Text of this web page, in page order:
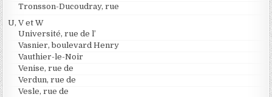
Tronsson-Ducoudray, rue
U, V et W
Université, rue de l’
Vasnier, boulevard Henry
Vauthier-le-Noir
Venise, rue de
Verdun, rue de
Vesle, rue de